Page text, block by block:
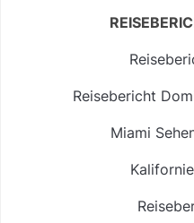
Reisebericht
Miami